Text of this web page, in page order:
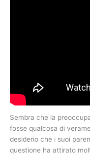
Sembra che la
fosse qualcosa di
desiderio che i suoi
questione ha attirato